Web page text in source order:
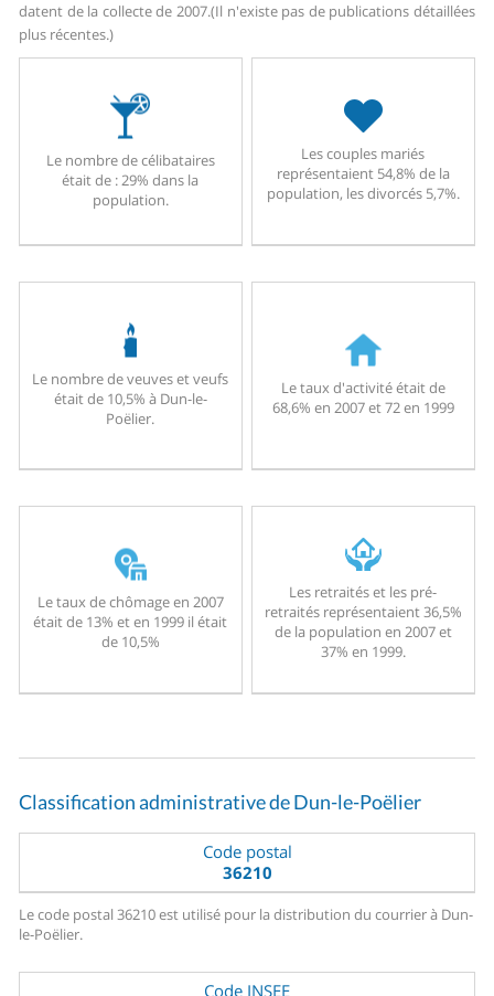
datent de la collecte de 2007.(Il n'existe pas de publications détaillées
plus récentes.)
Le nombre de célibataires
était de : 29% dans la
population.
Les couples mariés
représentaient 54,8% de la
population, les divorcés 5,7%.
Le nombre de veuves et veufs
était de 10,5% à Dun-le-
Poëlier.
Le taux d'activité était de
68,6% en 2007 et 72 en 1999
Le taux de chômage en 2007
était de 13% et en 1999 il était
de 10,5%
Les retraités et les pré-
retraités représentaient 36,5%
de la population en 2007 et
37% en 1999.
Classification administrative de Dun-le-Poëlier
Code postal
36210
Le code postal 36210 est utilisé pour la distribution du courrier à Dun-
le-Poëlier.
Code INSEE